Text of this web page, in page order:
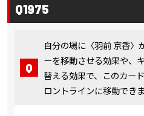
Q1975
自分の場に〈羽前 京香〉
ーを移動させる効果や、
替える効果で、このカー
ロントラインに移動でき